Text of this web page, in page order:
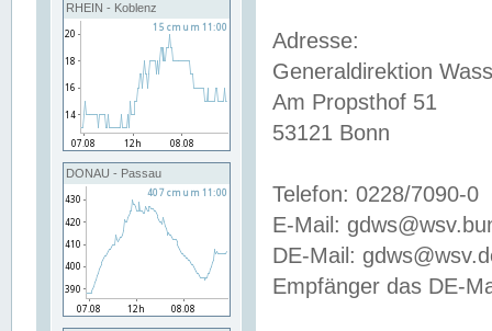
RHEIN - Koblenz
DONAU - Passau
Adresse:
Generaldirektion
Am Propsthof 51
53121 Bonn
Telefon: 0228/7090-0
E-Mail:
DE-Mail:
Empfänger das DE-